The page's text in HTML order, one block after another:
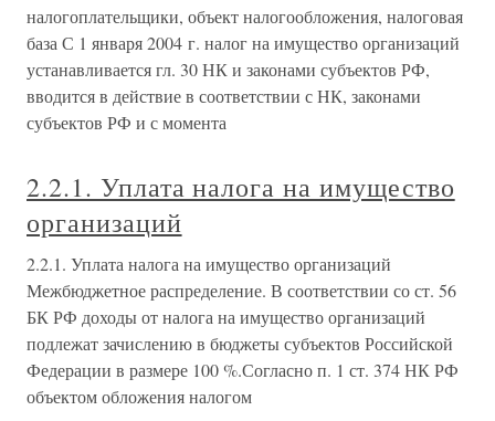
налогоплательщики, объект налогообложения, налоговая
база С 1 января 2004 г. налог на имущество организаций
устанавливается гл. 30 НК и законами субъектов РФ,
вводится в действие в соответствии с НК, законами
субъектов РФ и с момента
2.2.1. Уплата налога на имущество
организаций
2.2.1. Уплата налога на имущество организаций
Межбюджетное распределение. В соответствии со ст. 56
БК РФ доходы от налога на имущество организаций
подлежат зачислению в бюджеты субъектов Российской
Федерации в размере 100 %.Согласно п. 1 ст. 374 НК РФ
объектом обложения налогом